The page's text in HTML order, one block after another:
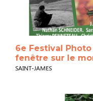
6e Festival
fenêtre sur le
SAINT-JAMES